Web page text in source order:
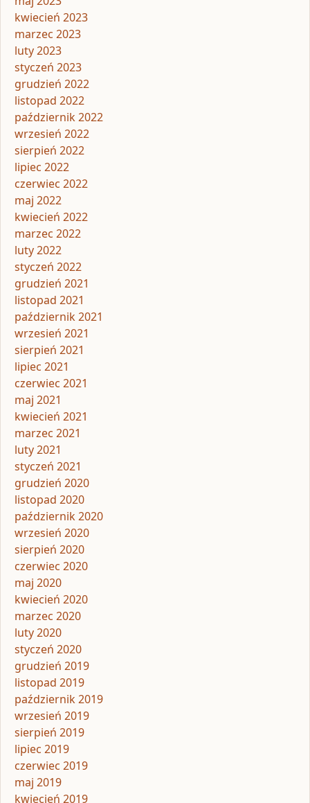
kwiecień 2023
marzec 2023
luty 2023
styczeń 2023
grudzień 2022
listopad 2022
październik 2022
wrzesień 2022
sierpień 2022
lipiec 2022
czerwiec 2022
maj 2022
kwiecień 2022
marzec 2022
luty 2022
styczeń 2022
grudzień 2021
listopad 2021
październik 2021
wrzesień 2021
sierpień 2021
lipiec 2021
czerwiec 2021
maj 2021
kwiecień 2021
marzec 2021
luty 2021
styczeń 2021
grudzień 2020
listopad 2020
październik 2020
wrzesień 2020
sierpień 2020
czerwiec 2020
maj 2020
kwiecień 2020
marzec 2020
luty 2020
styczeń 2020
grudzień 2019
listopad 2019
październik 2019
wrzesień 2019
sierpień 2019
lipiec 2019
czerwiec 2019
maj 2019
kwiecień 2019